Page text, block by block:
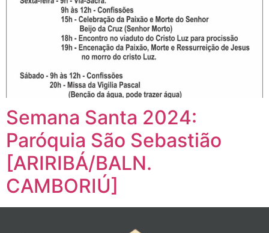
Semana Santa 2024:
Paróquia São Sebastião
[ARIRIBÁ/BALN.
CAMBORIÚ]